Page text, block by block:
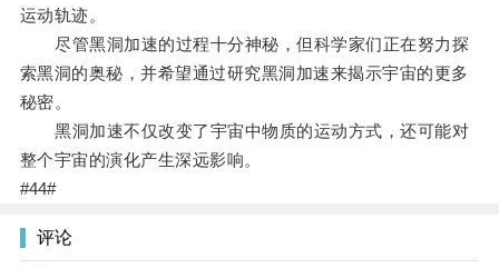
运动轨迹。
尽管黑洞加速的过程十分神秘，但科学家们正在努力探
索黑洞的奥秘，并希望通过研究黑洞加速来揭示宇宙的更多
秘密。
黑洞加速不仅改变了宇宙中物质的运动方式，还可能对
整个宇宙的演化产生深远影响。
#44#
评论